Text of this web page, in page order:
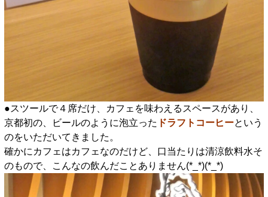
●スツールで４席だけ、カフェを味わえるスペースがあり、
京都初の、ビールのように泡立った ドラフトコーヒーという
のをいただいてきました。
確かにカフェはカフェなのだけど、口当たりは清涼飲料水そ
のもので、こんなの飲んだことありません(*_*)(*_*)